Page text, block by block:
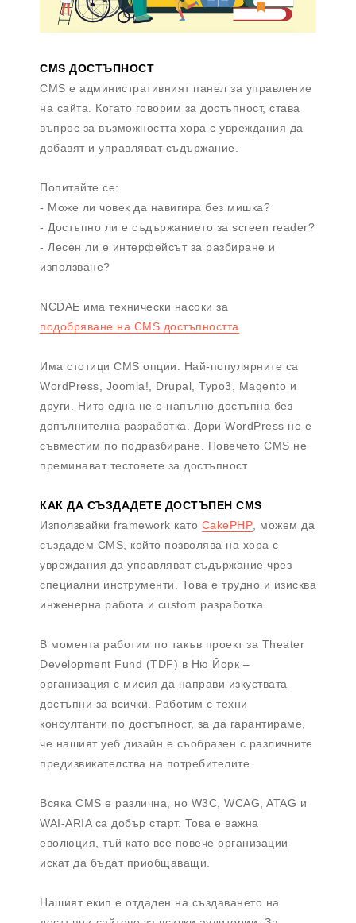
CMS ДОСТЪПНОСТ
CMS е административният панел за управление
на сайта. Когато говорим за достъпност, става
въпрос за възможността хора с увреждания да
добавят и управляват съдържание.
Попитайте се:
- Може ли човек да навигира без мишка?
- Достъпно ли е съдържанието за screen reader?
- Лесен ли е интерфейсът за разбиране и
използване?
NCDAE има технически насоки за
подобряване на CMS достъпността
Има стотици CMS опции. Най-популярните са
WordPress, Joomla!, Drupal, Typo3, Magento и
други. Нито една не е напълно достъпна без
допълнителна разработка. Дори WordPress не е
съвместим по подразбиране. Повечето CMS не
преминават тестовете за достъпност.
КАК ДА СЪЗДАДЕТЕ ДОСТЪПЕН CMS
Използвайки framework като CakePHP , можем да
създадем CMS, който позволява на хора с
увреждания да управляват съдържание чрез
специални инструменти. Това е трудно и изисква
инженерна работа и custom разработка.
В момента работим по такъв проект за Theater
Development Fund (TDF) в Ню Йорк –
организация с мисия да направи изкуствата
достъпни за всички. Работим с техни
консултанти по достъпност, за да гарантираме,
че нашият уеб дизайн е съобразен с различните
предизвикателства на потребителите.
Всяка CMS е различна, но W3C, WCAG, ATAG и
WAI-ARIA са добър старт. Това е важна
еволюция, тъй като все повече организации
искат да бъдат приобщаващи.
Нашият екип е отдаден на създаването на